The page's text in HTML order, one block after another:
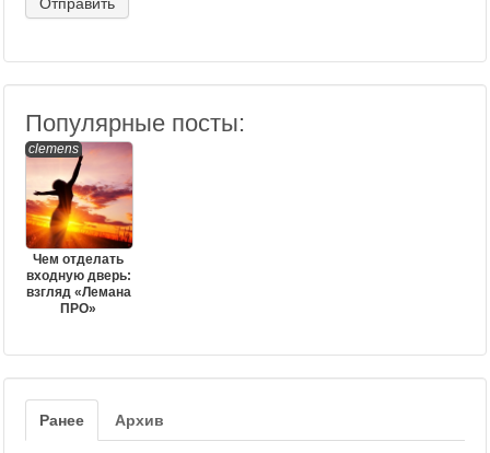
Популярные посты:
clemens
Чем отделать
входную дверь:
взгляд «Лемана
ПРО»
Ранее Архив